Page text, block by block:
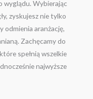
wyglądu. Wybierając
zyskujesz nie tylko
odmienia aranżację,
Zachęcamy do
spełnią wszelkie
najwyższe